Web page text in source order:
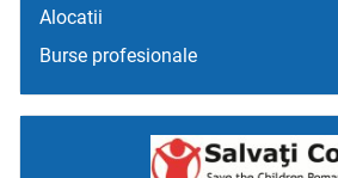
Alocatii
Burse profesionale